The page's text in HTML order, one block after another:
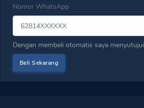
Nomor WhatsApp
Dengan membeli otomatis saya menyutujui